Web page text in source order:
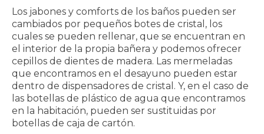
Los jabones y comforts de los baños pueden ser
cambiados por pequeños botes de cristal, los
cuales se pueden rellenar, que se encuentran en
el interior de la propia bañera y podemos ofrecer
cepillos de dientes de madera. Las mermeladas
que encontramos en el desayuno pueden estar
dentro de dispensadores de cristal. Y, en el caso de
las botellas de plástico de agua que encontramos
en la habitación, pueden ser sustituidas por
botellas de caja de cartón.